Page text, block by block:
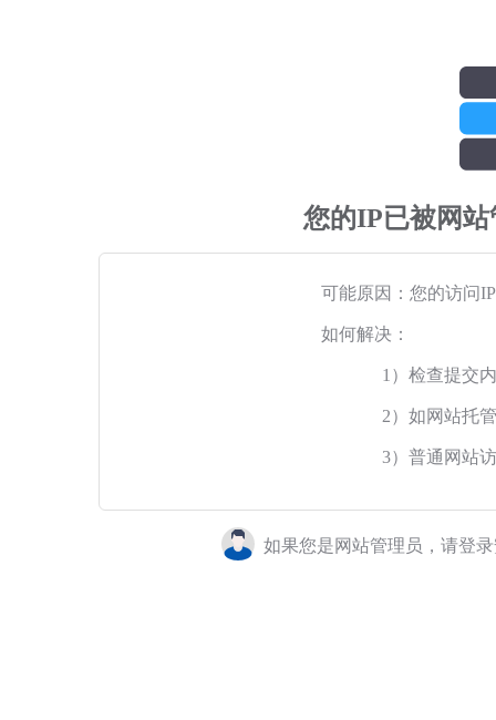
您的IP已被网
可能原因：您的访问
如何解决：
1）检查提交
2）如网站托
3）普通网站
如果您是网站管理员，请登